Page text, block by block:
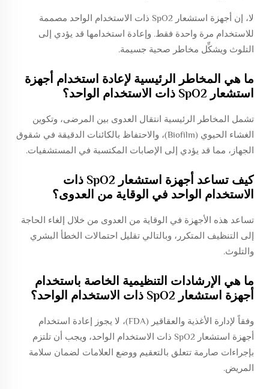
لا، إن أجهزة استشعار SpO2 ذات الاستخدام الواحد مصممة
للاستخدام مرة واحدة فقط. وإعادة استخدامها قد يؤدي إلى
التلوث ويشكِّل مخاطر صحية جسيمة.
ما هي المخاطر الرئيسية لإعادة استخدام أجهزة
استشعار SpO2 ذات الاستخدام الواحد؟
تشمل المخاطر الرئيسية انتقال العدوى بين المرضى، وتكوين
الغشاء الحيوي (Biofilm)، والاحتفاظ بالكائنات الدقيقة في شقوق
الجهاز، مما قد يؤدي إلى الإصابات المكتسبة في المستشفيات.
كيف تساعد أجهزة استشعار SpO2 ذات
الاستخدام الواحد في الوقاية من العدوى؟
تساعد هذه الأجهزة في الوقاية من العدوى من خلال إلغاء الحاجة
إلى التنظيف المتكرر، وبالتالي تقليل احتمالات الخطأ البشري
والتلوث.
ما هي الإرشادات التنظيمية الخاصة باستخدام
أجهزة استشعار SpO2 ذات الاستخدام الواحد؟
وفقاً لإدارة الأغذية والعقاقير (FDA)، لا يجوز إعادة استخدام
أجهزة استشعار SpO2 ذات الاستخدام الواحد، ويجب أن تلتزم
بإجراءات صارمة تتعلق بالتعقيم ووضع العلامات لضمان سلامة
المريض.